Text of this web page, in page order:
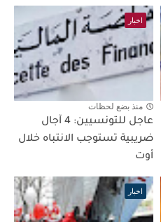
اخبار
منذ بضع لحظات
عاجل للتونسيين: 4 آجال
ضريبية تستوجب الانتباه خلال
أوت
اخبار